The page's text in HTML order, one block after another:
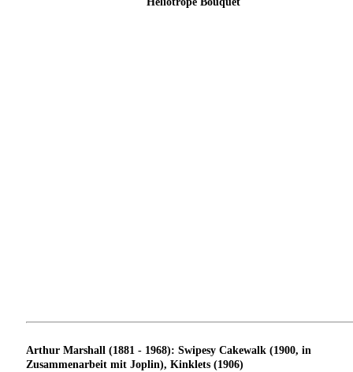
Arthur Marshall (1881 - 1968): Swipesy Cakewalk (1900, in
Zusammenarbeit mit Joplin), Kinklets (1906)